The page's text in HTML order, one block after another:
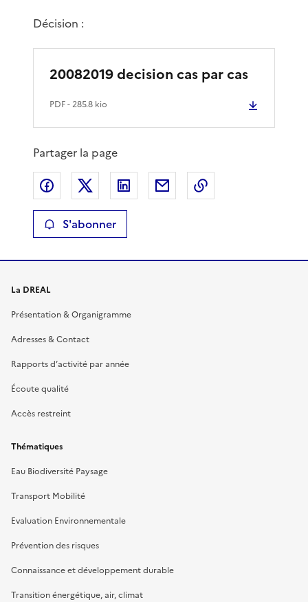
Décision :
20082019 decision cas par cas
PDF- 285.8 kio
Partager la page
Partager sur Facebook
Partager sur XPartager sur LinkedIn
Partager par email
S'abonner
La DREAL
Présentation & Organigramme
Adresses & Contact
Rapports d’activité par année
Écoute qualité
Accès restreint
Thématiques
Eau Biodiversité Paysage
Transport Mobilité
Evaluation Environnementale
Prévention des risques
Connaissance et développement durable
Transition énergétique, air, climat